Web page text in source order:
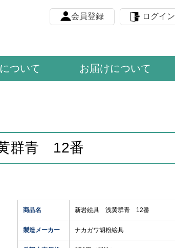
会員登録 ログイン
ついて お届けについて
群青 12番
商品名 新岩絵具 浅黄群青 12番
製造メーカー ナカガワ胡粉絵具